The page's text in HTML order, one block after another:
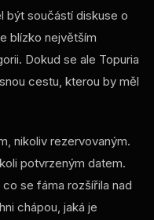
být součástí diskuse o
blízko největším
Dokud se ale Topuria
cestu, kterou by měl
nikoliv rezervovaným.
potvrzeným datem.
se fáma rozšířila nad
chápou, jaká je